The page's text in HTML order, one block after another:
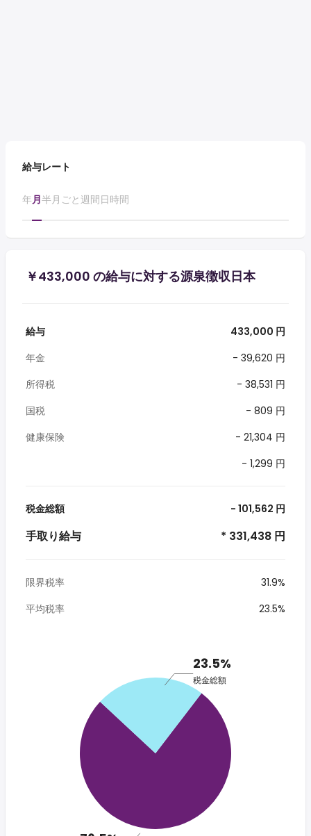
給与レート
年月半月ごと週間日時間
￥433,000 の給与に対する源泉徴収日本
給与
433,000 円
年金
- 39,620 円
所得税
- 38,531 円
国税
- 809 円
健康保険
- 21,304 円
- 1,299 円
税金総額 - 101,562 円
手取り給与 * 331,438 円
限界税率
31.9%
平均税率
23.5%
23.5%
税金総額